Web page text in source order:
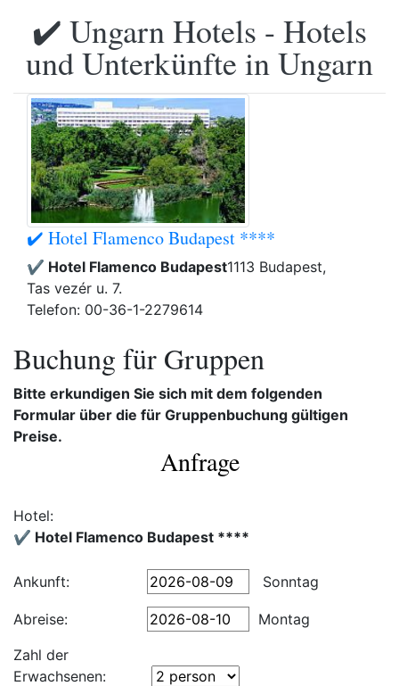
✔️ Ungarn Hotels - Hotels
und Unterkünfte in Ungarn
✔️ Hotel Flamenco Budapest ****
✔️ Hotel Flamenco Budapest1113 Budapest,
Tas vezér u. 7.
Telefon: 00-36-1-2279614
Buchung für Gruppen
Bitte erkundigen Sie sich mit dem folgenden
Formular über die für Gruppenbuchung gültigen
Preise.
Anfrage
Hotel:
✔️ Hotel Flamenco Budapest ****
Ankunft: Sonntag
Abreise:
Montag
Zahl der
Erwachsenen: